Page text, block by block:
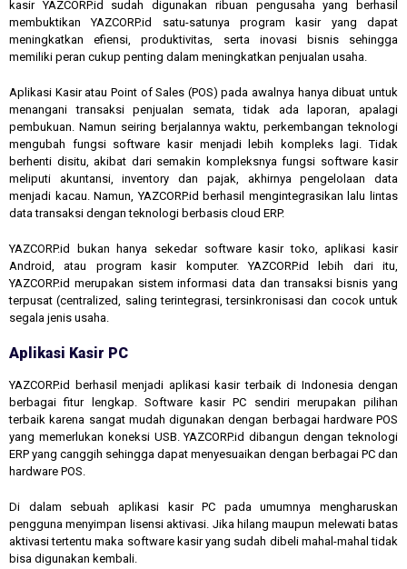
kasir YAZCORP.id sudah digunakan ribuan pengusaha yang berhasil
membuktikan YAZCORP.id satu-satunya program kasir yang dapat
meningkatkan efiensi, produktivitas, serta inovasi bisnis sehingga
memiliki peran cukup penting dalam meningkatkan penjualan usaha.
Aplikasi Kasir atau Point of Sales (POS) pada awalnya hanya dibuat untuk
menangani transaksi penjualan semata, tidak ada laporan, apalagi
pembukuan. Namun seiring berjalannya waktu, perkembangan teknologi
mengubah fungsi software kasir menjadi lebih kompleks lagi. Tidak
berhenti disitu, akibat dari semakin kompleksnya fungsi software kasir
meliputi akuntansi, inventory dan pajak, akhirnya pengelolaan data
menjadi kacau. Namun, YAZCORP.id berhasil mengintegrasikan lalu lintas
data transaksi dengan teknologi berbasis cloud ERP.
YAZCORP.id bukan hanya sekedar software kasir toko, aplikasi kasir
Android, atau program kasir komputer. YAZCORP.id lebih dari itu,
YAZCORP.id merupakan sistem informasi data dan transaksi bisnis yang
terpusat (centralized, saling terintegrasi, tersinkronisasi dan cocok untuk
segala jenis usaha.
Aplikasi Kasir PC
YAZCORP.id berhasil menjadi aplikasi kasir terbaik di Indonesia dengan
berbagai fitur lengkap. Software kasir PC sendiri merupakan pilihan
terbaik karena sangat mudah digunakan dengan berbagai hardware POS
yang memerlukan koneksi USB. YAZCORP.id dibangun dengan teknologi
ERP yang canggih sehingga dapat menyesuaikan dengan berbagai PC dan
hardware POS.
Di dalam sebuah aplikasi kasir PC pada umumnya mengharuskan
pengguna menyimpan lisensi aktivasi. Jika hilang maupun melewati batas
aktivasi tertentu maka software kasir yang sudah dibeli mahal-mahal tidak
bisa digunakan kembali.